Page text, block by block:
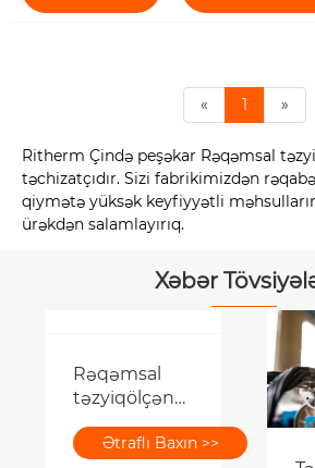
« 1 »
Ritherm Çində peşəkar Rəqəmsal
təchizatçıdır. Sizi fabrikimizdən
qiymətə yüksək keyfiyyətli
ürəkdən salamlayırıq.
Xəbər